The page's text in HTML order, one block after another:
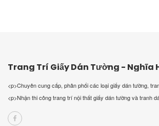
Trang Trí Giấy Dán Tường - Nghĩa
<p>Chuyên cung cấp, phân phối các loại giấy dán tường,
<p>Nhận thi công trang trí nội thất giấy dán tường và tranh